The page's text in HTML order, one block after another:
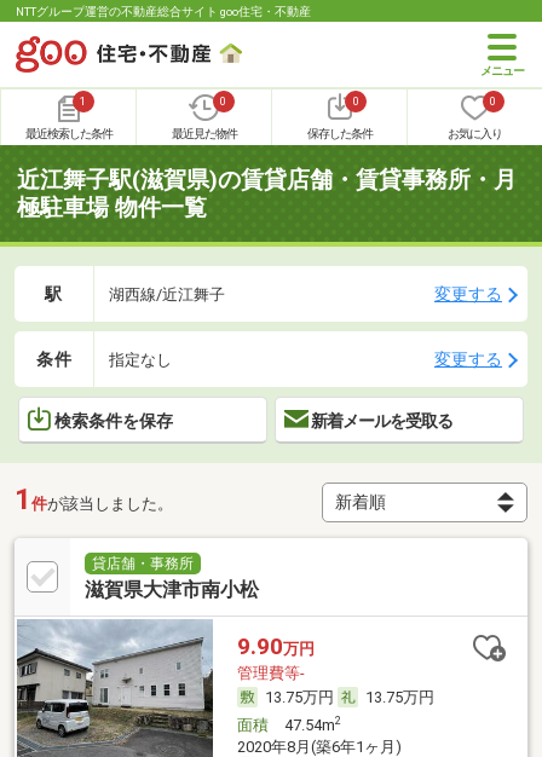
NTTグループ運営の不動産総合サイト goo住宅・不動産
1
最近検索した条件
0
最近見た物件
0
保存した条件
0
お気に入り
近江舞子駅(滋賀県)の賃貸店舗・賃貸事務所・月
極駐車場 物件一覧
駅 湖西線/近江舞子 変更する
条件 指定なし 変更する
検索条件を保存 新着メールを受取る
1 件が該当しました。
貸店舗・事務所
滋賀県大津市南小松
9.90万円
管理費等-
13.75万円
13.75万円
面積47.54m2
2020年8月(築6年1ヶ月)